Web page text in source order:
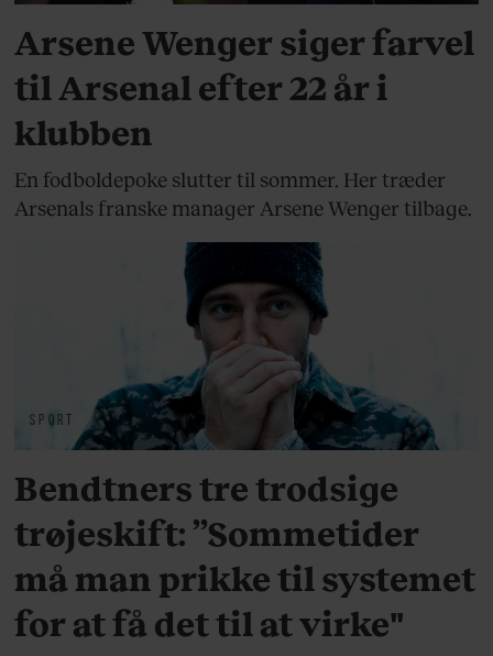
Arsene Wenger siger farvel
til Arsenal efter 22 år i
klubben
En fodboldepoke slutter til sommer. Her træder
Arsenals franske manager Arsene Wenger tilbage.
SPORT
Bendtners tre trodsige
trøjeskift: ”Sommetider
må man prikke til systemet
for at få det til at virke"